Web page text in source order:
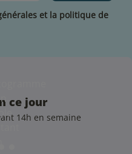
bon état, n'oubliez pas
!
et la politique de
ce jour
14h en semaine